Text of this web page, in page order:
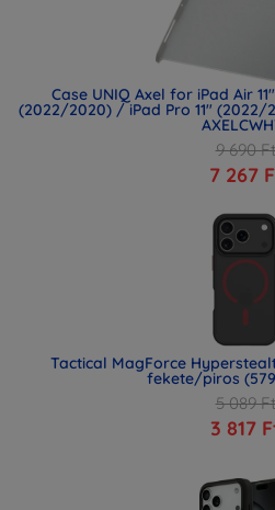
Case UNIQ Axel for iPad Air
(2022/2020) / iPad Pro 11" (2022/
9 690 Ft
7 267
Tactical MagForce
fekete/piros
5 089 Ft
3 817